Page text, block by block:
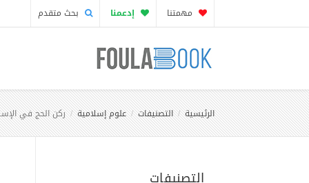
مهمتنا إدعمنا بحث متقدم
الرئيسية التصنيفات علوم إسلامية ركن الحج في
التصنيفات